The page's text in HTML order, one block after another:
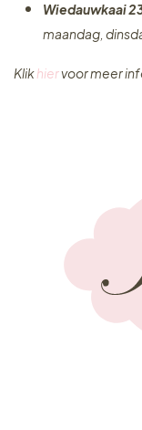
Wiedauwkaai
maandag,
Klikhiervoor meer